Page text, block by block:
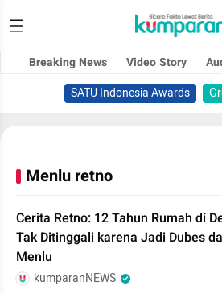
Breaking News Video Story
SATU Indonesia Awards
Menlu retno
Cerita Retno: 12 Tahun Rumah di
Tak Ditinggali karena Jadi Dubes
Menlu
kumparanNEWS